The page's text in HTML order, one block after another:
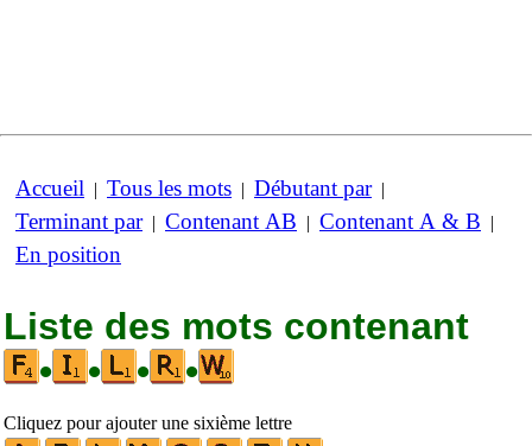
Accueil | Tous les mots | Débutant par|
Terminant par| Contenant AB | Contenant A & B |
En position
Liste des mots contenant
•
• • •
Cliquez pour ajouter une sixième lettre